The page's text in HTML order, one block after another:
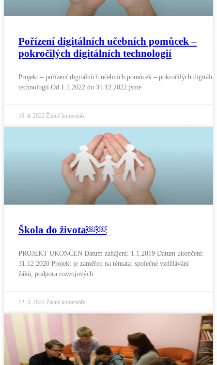
Pořízení digitálních učebních pomůcek –
pokročilých digitálních technologií
Projekt – pořízení digitálních učebních pomůcek – pokročilých
technologií Od 1.1.2022 do 31.12.2022 jsme
10. 4. 2022 Žádné komentáře
Škola do života￼￼
PROJEKT UKONČEN Datum zahájení: 1.1.2019 Datum ukončení:
31.12.2020 Projekt je zaměřen na témata: společné vzdělávání
žáků, podpora rozvojových
12. 3. 2022 Žádné komentáře